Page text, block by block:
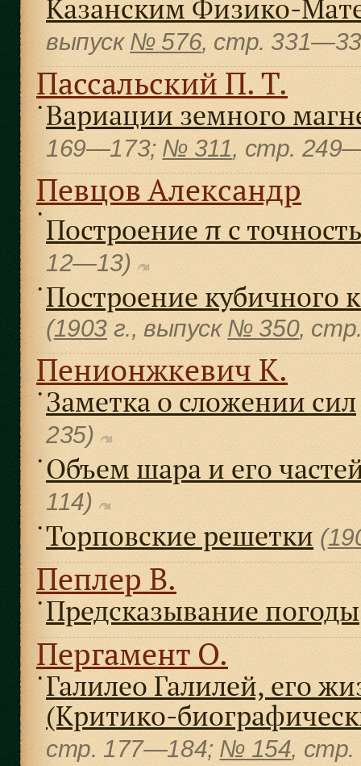
Казанским Физико-
выпуск № 576, cтр.
Пассальский П. Т.
● Вариации земного
169—173; № 311, cтр.
Певцов Александр
● Построение π с
12—13)
● Построение кубичного
(1903 г., выпуск № 350,
Пенионжкевич К.
● Заметка о сложении сил
235)
● Объем шара и его
114)
● Торповские решетки (
Пеплер В.
● Предсказывание погоды
Пергамент О.
● Галилео Галилей, его
(Критико-
cтр. 177—184; № 154,